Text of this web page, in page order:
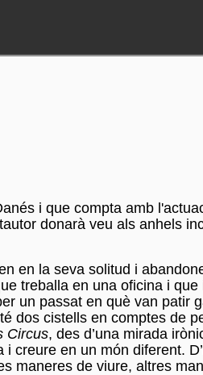
i que compta amb
donarà veu als anhels
en la seva solitud i
treballa en una oficina i
un passat en què van patir
dos cistells en comptes de
Circus, des d’una mirada
creure en un món diferent.
maneres de viure, altres